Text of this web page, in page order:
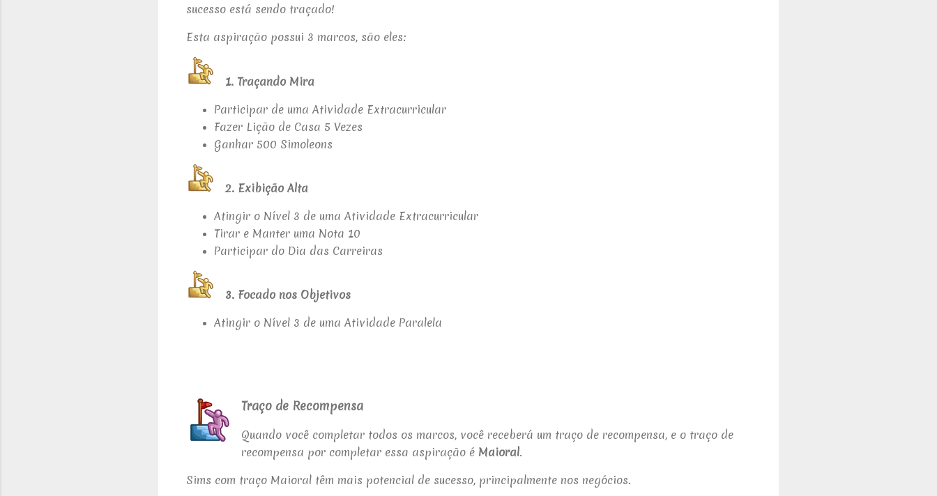
sucesso está sendo traçado!
Esta aspiração possui 3 marcos, são eles:
1. Traçando Mira
Participar de uma Atividade Extracurricular
Fazer Lição de Casa 5 Vezes
Ganhar 500 Simoleons
2. Exibição Alta
Atingir o Nível 3 de uma Atividade Extracurricular
Tirar e Manter uma Nota 10
Participar do Dia das Carreiras
3. Focado nos Objetivos
Atingir o Nível 3 de uma Atividade Paralela
Traço de Recompensa
Quando você completar todos os marcos, você receberá um traço de recompensa, e o traço de
recompensa por completar essa aspiração é Maioral.
Sims com traço Maioral têm mais potencial de sucesso, principalmente nos negócios.